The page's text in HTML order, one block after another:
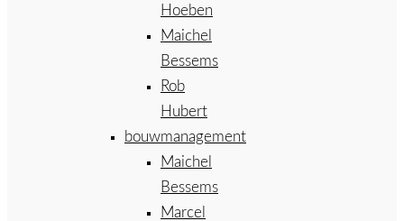
Hoeben
Maichel
Bessems
Rob
Hubert
bouwmanagement
Maichel
Bessems
Marcel